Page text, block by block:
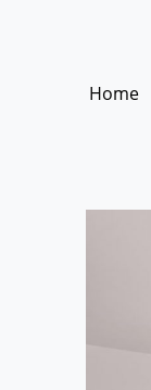
Home